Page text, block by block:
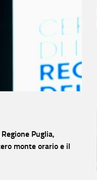
Puglia,
monte orario e il